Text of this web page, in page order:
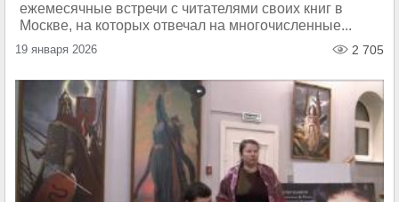
ежемесячные встречи с читателями своих книг в
Москве, на которых отвечал на многочисленные...
19 января 2026 2 705